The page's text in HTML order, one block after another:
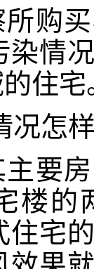
购
染情
住宅
况怎
要
楼的
住宅